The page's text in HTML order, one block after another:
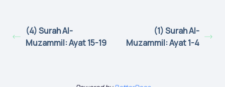
(4) Surah Al-
Muzammil: Ayat 15-19
(1) Surah Al-
Muzammil: Ayat 1-4